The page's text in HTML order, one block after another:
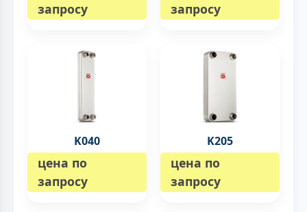
запросу
запросу
K040
цена по
запросу
K205
цена по
запросу